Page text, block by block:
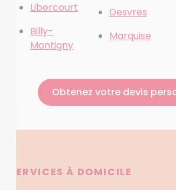
Libercourt
Billy-
Montigny
Desvres
Marquise
Obtenez votre devis
SERVICES À DOMICILE